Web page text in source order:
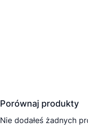
Porównaj produkty
Nie dodałeś żadnych